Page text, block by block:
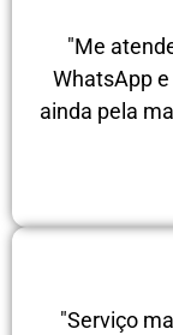
"Me
WhatsApp
ainda pela
"Serviço